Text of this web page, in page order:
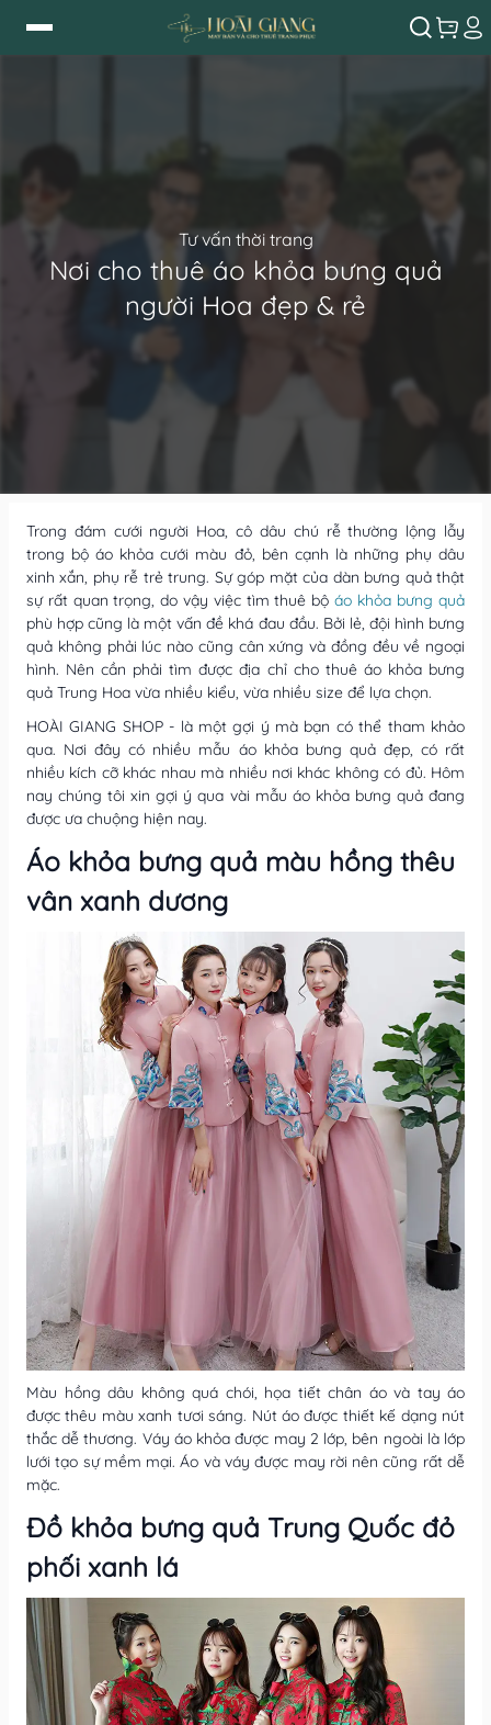
Tư vấn thời trang
Nơi cho thuê áo khỏa bưng quả
người Hoa đẹp & rẻ
Trong đám cưới người Hoa, cô dâu chú rễ thường lộng lẫy
trong bộ áo khỏa cưới màu đỏ, bên cạnh là những phụ dâu
xinh xắn, phụ rễ trẻ trung. Sự góp mặt của dàn bưng quả thật
sự rất quan trọng, do vậy việc tìm thuê bộ áo khỏa bưng quả
phù hợp cũng là một vấn đề khá đau đầu. Bởi lẻ, đội hình bưng
quả không phải lúc nào cũng cân xứng và đồng đều về ngoại
hình. Nên cần phải tìm được địa chỉ cho thuê áo khỏa bưng
quả Trung Hoa vừa nhiều kiểu, vừa nhiều size để lựa chọn.
HOÀI GIANG SHOP - là một gợi ý mà bạn có thể tham khảo
qua. Nơi đây có nhiều mẫu áo khỏa bưng quả đẹp, có rất
nhiều kích cỡ khác nhau mà nhiều nơi khác không có đủ. Hôm
nay chúng tôi xin gợi ý qua vài mẫu áo khỏa bưng quả đang
được ưa chuộng hiện nay.
Áo khỏa bưng quả màu hồng thêu
vân xanh dương
Màu hồng dâu không quá chói, họa tiết chân áo và tay áo
được thêu màu xanh tươi sáng. Nút áo được thiết kế dạng nút
thắc dễ thương. Váy áo khỏa được may 2 lớp, bên ngoài là lớp
lưới tạo sự mềm mại. Áo và váy được may rời nên cũng rất dễ
mặc.
Đồ khỏa bưng quả Trung Quốc đỏ
phối xanh lá